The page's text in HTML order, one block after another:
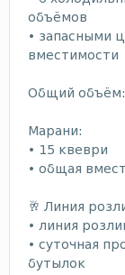
объёмов
• запасными
вместимости
Общий объём:
Марани:
• 15 квеври
• общая
🥂 Линия
• линия
• суточная
бутылок